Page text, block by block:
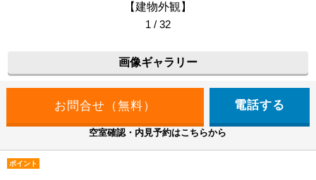
【建物外観】
1 / 32
画像ギャラリー
電話する
空室確認・内見予約はこちらから
ポイント